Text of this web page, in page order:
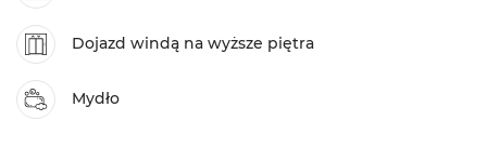
Dojazd windą na wyższe piętra
Mydło